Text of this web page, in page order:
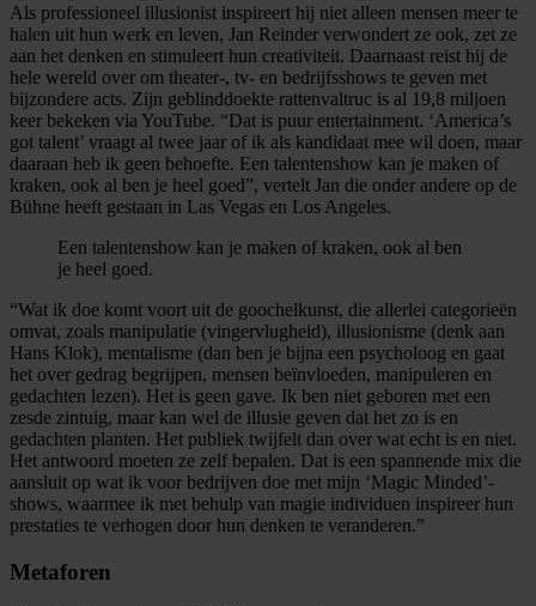
Als professioneel illusionist inspireert hij niet alleen mensen meer te
halen uit hun werk en leven, Jan Reinder verwondert ze ook, zet ze
aan het denken en stimuleert hun creativiteit. Daarnaast reist hij de
hele wereld over om theater-, tv- en bedrijfsshows te geven met
bijzondere acts. Zijn geblinddoekte rattenvaltruc is al 19,8 miljoen
keer bekeken via YouTube. “Dat is puur entertainment. ‘America’s
got talent’ vraagt al twee jaar of ik als kandidaat mee wil doen, maar
daaraan heb ik geen behoefte. Een talentenshow kan je maken of
kraken, ook al ben je heel goed”, vertelt Jan die onder andere op de
Bühne heeft gestaan in Las Vegas en Los Angeles.
Een talentenshow kan je maken of kraken, ook al ben
je heel goed.
“Wat ik doe komt voort uit de goochelkunst, die allerlei categorieën
omvat, zoals manipulatie (vingervlugheid), illusionisme (denk aan
Hans Klok), mentalisme (dan ben je bijna een psycholoog en gaat
het over gedrag begrijpen, mensen beïnvloeden, manipuleren en
gedachten lezen). Het is geen gave. Ik ben niet geboren met een
zesde zintuig, maar kan wel de illusie geven dat het zo is en
gedachten planten. Het publiek twijfelt dan over wat echt is en niet.
Het antwoord moeten ze zelf bepalen. Dat is een spannende mix die
aansluit op wat ik voor bedrijven doe met mijn ‘Magic Minded’-
shows, waarmee ik met behulp van magie individuen inspireer hun
prestaties te verhogen door hun denken te veranderen.”
Metaforen